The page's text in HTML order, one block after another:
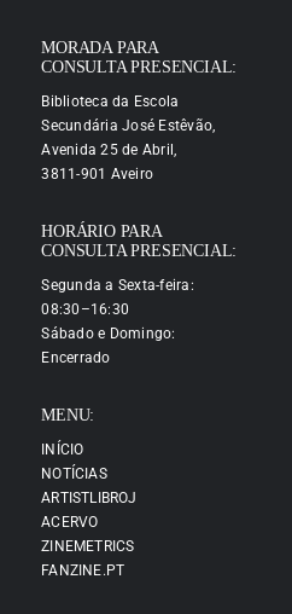
MORADA PARA
CONSULTA PRESENCIAL:
Biblioteca da Escola
Secundária José Estêvão,
Avenida 25 de Abril,
3811-901 Aveiro
HORÁRIO PARA
CONSULTA PRESENCIAL:
Segunda a Sexta-feira:
08:30–16:30
Sábado e Domingo:
Encerrado
MENU:
INÍCIO
NOTÍCIAS
ARTISTLIBROJ
ACERVO
ZINEMETRICS
FANZINE.PT